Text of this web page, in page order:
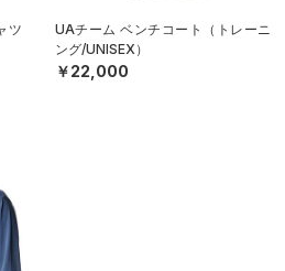
ツ
UAチーム ベンチコート（トレーニ
ング/UNISEX）
￥22,000